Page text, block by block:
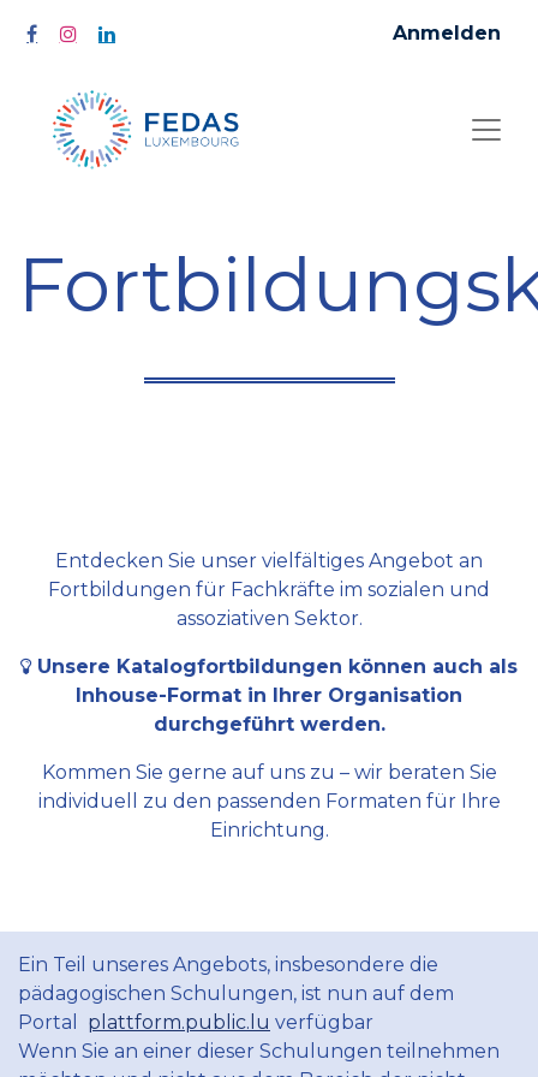
Anmelden
Entdecken Sie unser vielfältiges Angebot an
Fortbildungen für Fachkräfte im sozialen und
assoziativen Sektor.
Unsere Katalogfortbildungen können auch als
Inhouse-Format in Ihrer Organisation
durchgeführt werden.
Kommen Sie gerne auf uns zu – wir beraten Sie
individuell zu den passenden Formaten für Ihre
Einrichtung.
Ein Teil unseres Angebots, insbesondere die
pädagogischen Schulungen, ist nun auf dem
Portal plattform.public.lu verfügbar
Wenn Sie an einer dieser Schulungen teilnehmen